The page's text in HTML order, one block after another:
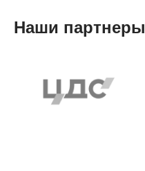
Наши партнеры